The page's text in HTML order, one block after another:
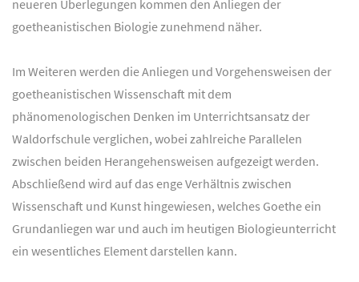
neueren Überlegungen kommen den Anliegen der
goetheanistischen Biologie zunehmend näher.
Im Weiteren werden die Anliegen und Vorgehensweisen der
goetheanistischen Wissenschaft mit dem
phänomenologischen Denken im Unterrichtsansatz der
Waldorfschule verglichen, wobei zahlreiche Parallelen
zwischen beiden Herangehensweisen aufgezeigt werden.
Abschließend wird auf das enge Verhältnis zwischen
Wissenschaft und Kunst hingewiesen, welches Goethe ein
Grundanliegen war und auch im heutigen Biologieunterricht
ein wesentliches Element darstellen kann.